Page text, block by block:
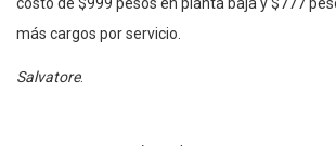
más cargos por servicio.
Salvatore.